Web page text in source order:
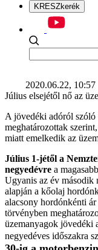
KRESZkerék
2020.06.22, 10:57
Július elsejétől nő az
A jövedéki adóról
meghatározottak
miatt emelkedik az
Július 1-jétől a
negyedévre a
Ugyanis az év második
alapján a kőolaj
alacsony hordónkénti
törvényben
üzemanyagok jövedéki
negyedéves időszakra